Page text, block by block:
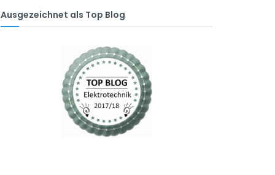
Ausgezeichnet als Top Blog